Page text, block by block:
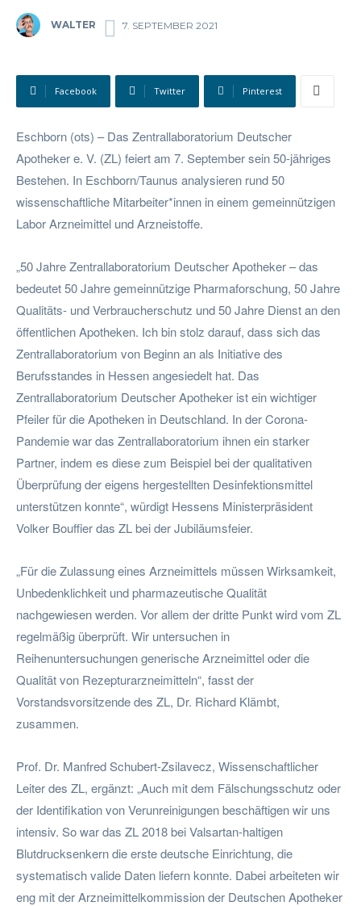
WALTER 7. SEPTEMBER 2021
Facebook Twitter Pinterest
Eschborn (ots) – Das Zentrallaboratorium Deutscher
Apotheker e. V. (ZL) feiert am 7. September sein 50-jähriges
Bestehen. In Eschborn/Taunus analysieren rund 50
wissenschaftliche Mitarbeiter*innen in einem gemeinnützigen
Labor Arzneimittel und Arzneistoffe.
„50 Jahre Zentrallaboratorium Deutscher Apotheker – das
bedeutet 50 Jahre gemeinnützige Pharmaforschung, 50 Jahre
Qualitäts- und Verbraucherschutz und 50 Jahre Dienst an den
öffentlichen Apotheken. Ich bin stolz darauf, dass sich das
Zentrallaboratorium von Beginn an als Initiative des
Berufsstandes in Hessen angesiedelt hat. Das
Zentrallaboratorium Deutscher Apotheker ist ein wichtiger
Pfeiler für die Apotheken in Deutschland. In der Corona-
Pandemie war das Zentrallaboratorium ihnen ein starker
Partner, indem es diese zum Beispiel bei der qualitativen
Überprüfung der eigens hergestellten Desinfektionsmittel
unterstützen konnte“, würdigt Hessens Ministerpräsident
Volker Bouffier das ZL bei der Jubiläumsfeier.
„Für die Zulassung eines Arzneimittels müssen Wirksamkeit,
Unbedenklichkeit und pharmazeutische Qualität
nachgewiesen werden. Vor allem der dritte Punkt wird vom ZL
regelmäßig überprüft. Wir untersuchen in
Reihenuntersuchungen generische Arzneimittel oder die
Qualität von Rezepturarzneimitteln“, fasst der
Vorstandsvorsitzende des ZL, Dr. Richard Klämbt,
zusammen.
Prof. Dr. Manfred Schubert-Zsilavecz, Wissenschaftlicher
Leiter des ZL, ergänzt: „Auch mit dem Fälschungsschutz oder
der Identifikation von Verunreinigungen beschäftigen wir uns
intensiv. So war das ZL 2018 bei Valsartan-haltigen
Blutdrucksenkern die erste deutsche Einrichtung, die
systematisch valide Daten liefern konnte. Dabei arbeiteten wir
eng mit der Arzneimittelkommission der Deutschen Apotheker